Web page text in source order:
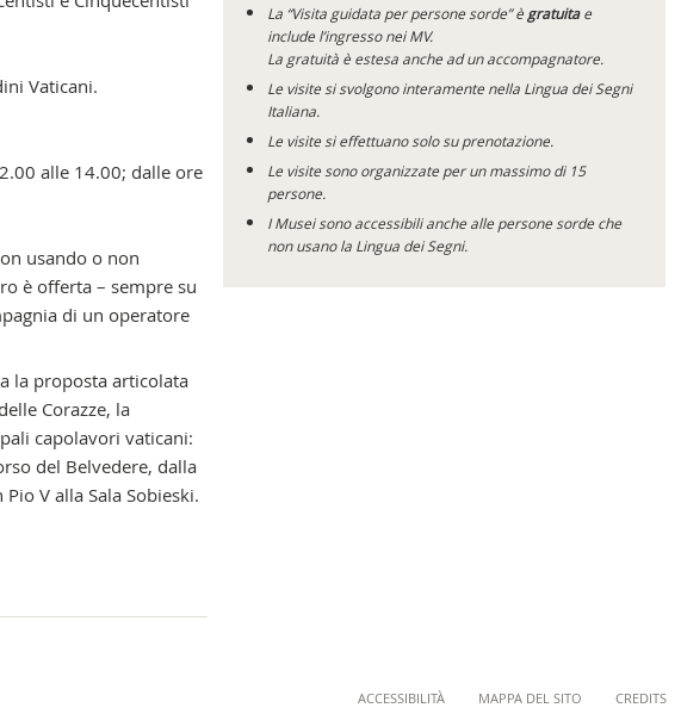
Vaticani.
alle 14.00; dalle ore
usando o non
è offerta – sempre su
di un operatore
la proposta articolata
Corazze, la
capolavori vaticani:
del Belvedere, dalla
V alla Sala Sobieski.
La “Visita guidata per persone sorde” è gratuitae
include l’ingresso nei MV.
La gratuità è estesa anche ad un accompagnatore.
Le visite si svolgono interamente nella Lingua dei Segni
Italiana.
Le visite si effettuano solo su prenotazione.
Le visite sono organizzate per un massimo di 15
persone.
I Musei sono accessibili anche alle persone sorde che
non usano la Lingua dei Segni.
ACCESSIBILITÀ MAPPA DEL SITO CREDITS